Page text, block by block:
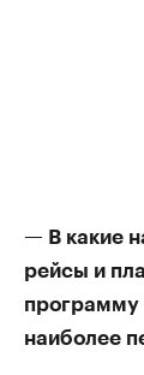
— В какие
рейсы и
программу
наиболее